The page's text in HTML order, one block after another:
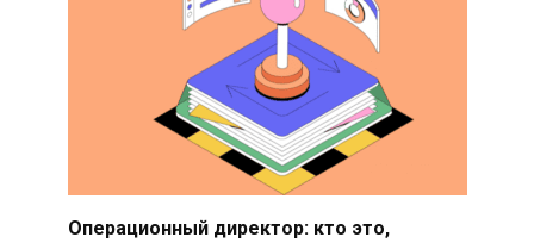
Операционный директор: кто это,